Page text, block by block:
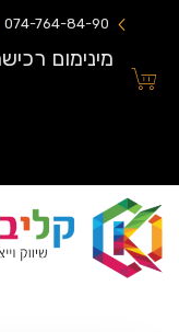
074-764-84-90